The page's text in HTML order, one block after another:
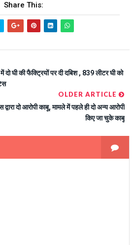
Share This:
घी की फैक्ट्रियों पर दी दबिश , 839 लीटर घी को
OLDER ARTICLE
दो आरोपी काबू, मामले में पहले ही दो अन्य आरोपी
किए जा चुके काबू